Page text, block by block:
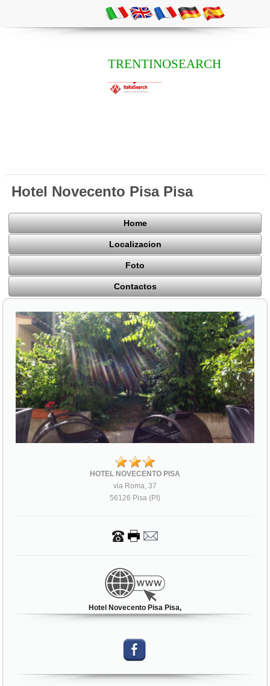
TRENTINOSEARCH
Hotel Novecento Pisa Pisa
Home
Localizacion
Foto
Contactos
HOTEL NOVECENTO PISA
via Roma, 37
56126 Pisa (PI)
Hotel Novecento Pisa Pisa,